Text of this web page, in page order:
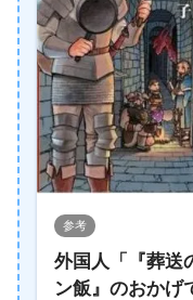
参考
外国人「『葬送
ン飯』のおかげ